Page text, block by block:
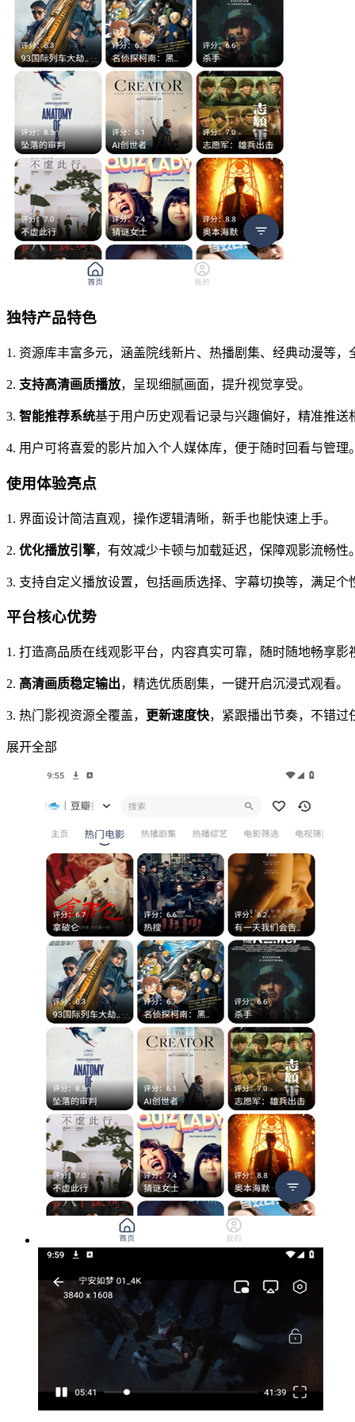
独特产品特色
1. 资源库丰富多元，涵盖院线新片、热播剧集、经典动漫等，
2. 支持高清画质播放，呈现细腻画面，提升视觉享受。
3. 智能推荐系统基于用户历史观看记录与兴趣偏好，精准推送
4. 用户可将喜爱的影片加入个人媒体库，便于随时回看与管理。
使用体验亮点
1. 界面设计简洁直观，操作逻辑清晰，新手也能快速上手。
2. 优化播放引擎，有效减少卡顿与加载延迟，保障观影流畅性。
3. 支持自定义播放设置，包括画质选择、字幕切换等，满足个
平台核心优势
1. 打造高品质在线观影平台，内容真实可靠，随时随地畅享影
2. 高清画质稳定输出，精选优质剧集，一键开启沉浸式观看。
3. 热门影视资源全覆盖， 更新速度快，紧跟播出节奏，不错过
展开全部